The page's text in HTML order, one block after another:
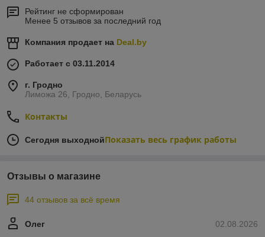
Рейтинг не сформирован
Менее 5 отзывов за последний год
Компания продает на Deal.by
Работает с 03.11.2014
г. Гродно
Лиможа 26, Гродно, Беларусь
Контакты
Сегодня выходнойПоказать весь график работы
Отзывы о магазине
44 отзывов за всё время
02.08.2026
Олег